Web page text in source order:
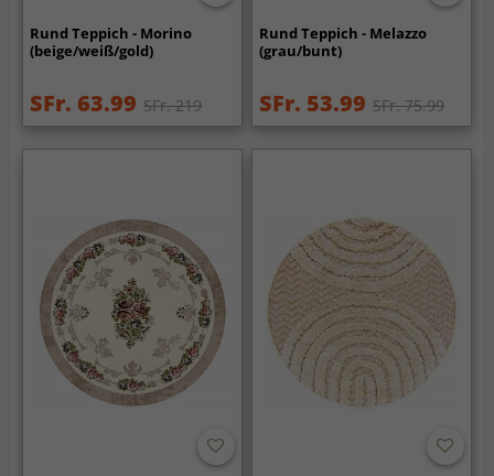
Rund Teppich - Morino
(beige/weiß/gold)
SFr. 63.99 SFr. 219
Rund Teppich - Melazzo
(grau/bunt)
SFr. 53.99 SFr. 75.99